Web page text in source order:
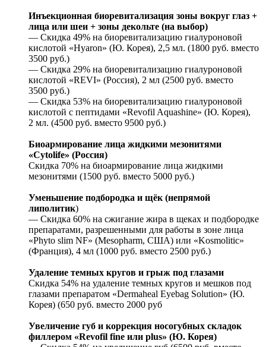
Инъекционная биоревитализация зоны вокруг глаз +
лица или шеи + зоны декольте (на выбор)
— Скидка 49% на биоревитализацию гиалуроновой
кислотой «Hyaron» (Ю. Корея), 2,5 мл. (1800 руб. вместо
3500 руб.)
— Скидка 29% на биоревитализацию гиалуроновой
кислотой «REVI» (Россия), 2 мл (2500 руб. вместо
3500 руб.)
— Скидка 53% на биоревитализацию гиалуроновой
кислотой с пептидами «Revofil Aquashine» (Ю. Корея),
2 мл. (4500 руб. вместо 9500 руб.)
Биоармирование лица жидкими мезонитями
«Cytolife» (Россия)
Скидка 70% на биоармирование лица жидкими
мезонитями (1500 руб. вместо 5000 руб.)
Уменьшение подбородка и щёк (непрямой
липолитик)
— Скидка 60% на сжигание жира в щеках и подбородке
препаратами, разрешенными для работы в зоне лица
«Phyto slim NF» (Mesopharm, США) или «Kosmolitic»
(Франция), 4 мл (1000 руб. вместо 2500 руб.)
Удаление темных кругов и грыж под глазами
Скидка 54% на удаление темных кругов и мешков под
глазами препаратом «Dermaheal Eyebag Solution» (Ю.
Корея) (650 руб. вместо 2000 руб
Увеличение губ и коррекция носогубных складок
филлером «Rеvоfil finе или рlus» (Ю. Корея)